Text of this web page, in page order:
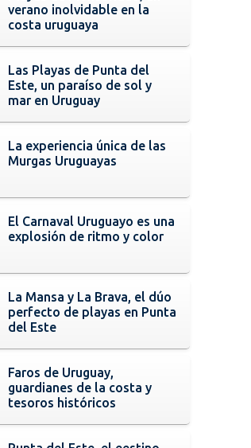
verano inolvidable en la
costa uruguaya
Las Playas de Punta del
Este, un paraíso de sol y
mar en Uruguay
La experiencia única de las
Murgas Uruguayas
El Carnaval Uruguayo es una
explosión de ritmo y color
La Mansa y La Brava, el dúo
perfecto de playas en Punta
del Este
Faros de Uruguay,
guardianes de la costa y
tesoros históricos